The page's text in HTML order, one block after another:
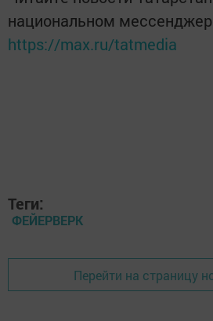
национальном
https://max.ru/tatmedia
Теги:
ФЕЙЕРВЕРК
Перейти на страницу